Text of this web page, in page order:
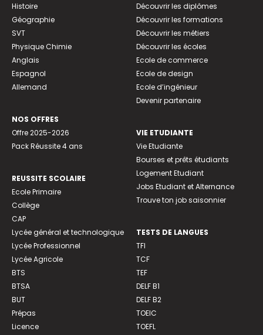
Histoire
Géographie
SVT
Physique Chimie
Anglais
Espagnol
Allemand
NOS OFFRES
Offre 2025-2026
Pack Réussite 4 ans
REUSSITE SCOLAIRE
Ecole Primaire
Collège
CAP
Lycée général et technologique
Lycée Professionnel
Lycée Agricole
BTS
BTSA
BUT
Prépas
Licence
Découvrir les diplômes
Découvrir les formations
Découvrir les métiers
Découvrir les écoles
Ecole de commerce
Ecole de design
Ecole d’ingénieur
Devenir partenaire
VIE ETUDIANTE
Vie Etudiante
Bourses et prêts étudiants
Logement Etudiant
Jobs Etudiant et Alternance
Trouve ton job saisonnier
TESTS DE LANGUES
TFI
TCF
TEF
DELF B1
DELF B2
TOEIC
TOEFL